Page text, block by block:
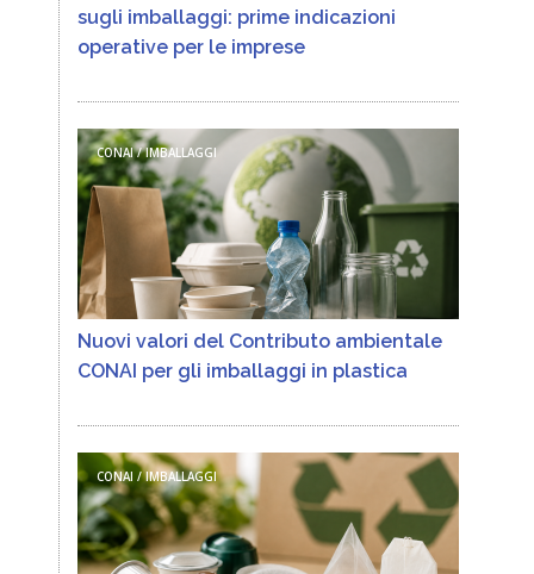
sugli imballaggi: prime indicazioni
operative per le imprese
CONAI / IMBALLAGGI
Nuovi valori del Contributo ambientale
CONAI per gli imballaggi in plastica
CONAI / IMBALLAGGI